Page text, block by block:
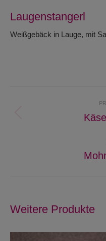
Laugenstangerl
Weißgebäck in Lauge, mit
Weitere Produkte